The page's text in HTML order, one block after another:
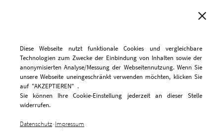
Diese Webseite nutzt funktionale Cookies und vergleichbare
Technologien zum Zwecke der Einbindung von Inhalten sowie der
anonymisierten Analyse/Messung der Webseitennutzung. Wenn Sie
unsere Webseite uneingeschränkt verwenden möchten, klicken Sie
auf "AKZEPTIEREN" .
Sie können Ihre Cookie-Einstellung jederzeit an dieser Stelle
widerrufen.
Datenschutz· Impressum
Folge 4_Arbeitsrecht kompakt:
Elternzeit – Was Arbeitnehmer
wissen sollten